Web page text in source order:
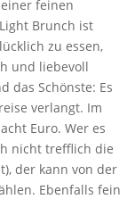
feinen
Brunch ist
zu essen,
und liebevoll
das Schönste: Es
verlangt. Im
Euro. Wer es
nicht trefflich die
der kann von der
Ebenfalls fein